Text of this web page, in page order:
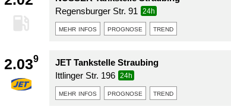
Regensburger Str. 91
24h
mehr infos prognose trend
2.039
JET Tankstelle Straubing
Ittlinger Str. 196
24h
mehr infos prognose trend